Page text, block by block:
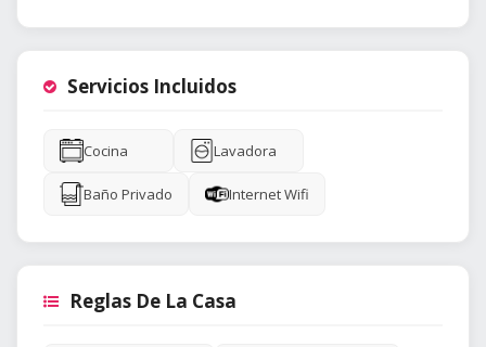
Servicios Incluidos
Cocina Lavadora
Baño Privado Internet Wifi
Reglas De La Casa